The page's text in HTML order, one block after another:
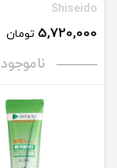
Shiseido
5,720,000 تومان
ناموجود